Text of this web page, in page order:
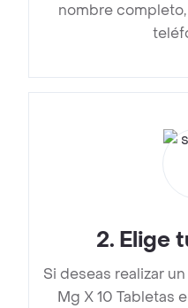
nombre
2. Elige
Si deseas realizar
Mg X 10 Tabletas